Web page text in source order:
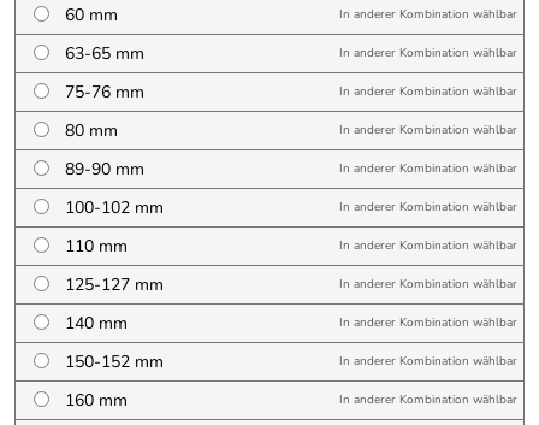
60 mm In anderer Kombination wählbar
63-65 mm In anderer Kombination wählbar
75-76 mm In anderer Kombination wählbar
80 mm In anderer Kombination wählbar
89-90 mm In anderer Kombination wählbar
100-102 mm In anderer Kombination wählbar
110 mm In anderer Kombination wählbar
125-127 mm In anderer Kombination wählbar
140 mm In anderer Kombination wählbar
150-152 mm In anderer Kombination wählbar
160 mm In anderer Kombination wählbar